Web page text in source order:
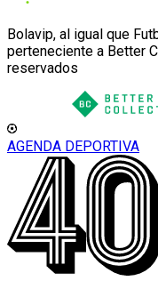
Bolavip, al igual que
perteneciente a Better
reservados
AGENDA DEPORTIVA